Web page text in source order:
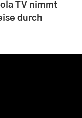
TV nimmt
durch